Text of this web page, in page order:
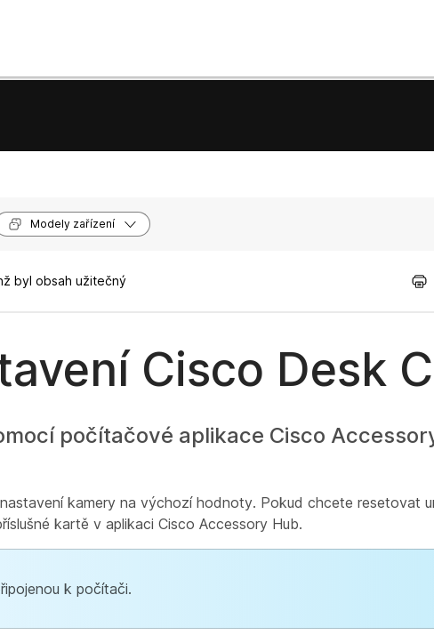
Modely zařízení
byl obsah užitečný
Cisco Desk
počítačové aplikace Cisco
kamery na výchozí hodnoty. Pokud chcete resetovat
kartě v aplikaci Cisco Accessory Hub.
k počítači.